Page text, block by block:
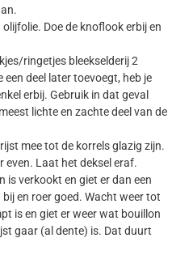
Doe de knoflook erbij en
ringetjes bleekselderij 2
een deel later toevoegt, heb je
erbij. Gebruik in dat geval
lichte en zachte deel van de
mee tot de korrels glazig zijn.
even. Laat het deksel eraf.
is verkookt en giet er dan een
en roer goed. Wacht weer tot
is en giet er weer wat bouillon
gaar (al dente) is. Dat duurt